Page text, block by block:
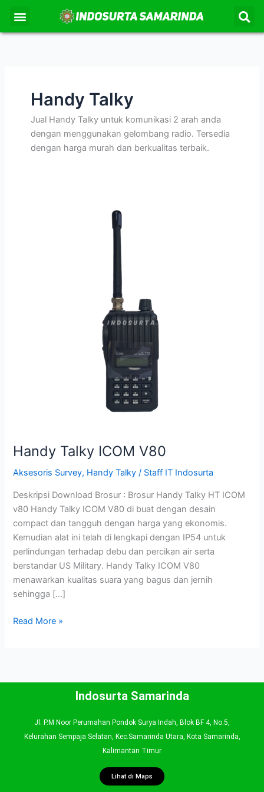
konten
Menu
Handy Talky
Jual Handy Talky untuk komunikasi 2 arah anda
dengan menggunakan gelombang radio. Tersedia
dengan harga murah dan berkualitas terbaik.
Handy Talky ICOM V80
Aksesoris Survey, Handy Talky / Staff IT Indosurta
Deskripsi Download Brosur : Brosur Handy Talky HT ICOM
v80 Handy Talky ICOM V80 di buat dengan desain
compact dan tangguh dengan harga yang ekonomis.
Kemudian alat ini telah di lengkapi dengan IP54 untuk
perlindungan terhadap debu dan percikan air serta
berstandar US Military. Handy Talky ICOM V80
menawarkan kualitas suara yang bagus dan jernih
sehingga […]
Read More »
Indosurta Samarinda
Jl. P.M Noor Perumahan Pondok Surya Indah, Blok BF 4, No.5,
Kelurahan Sempaja Selatan, Kec.Samarinda Utara, Kota Samarinda,
Kalimantan Timur
Lihat di Maps